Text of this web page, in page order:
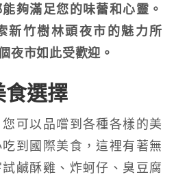
夠滿足您的味蕾和心靈。
新竹樹林頭夜市的魅力所
夜市如此受歡迎。
食選擇
可以品嚐到各種各樣的美
到國際美食，這裡有著無
鹹酥雞、炸蚵仔、臭豆腐